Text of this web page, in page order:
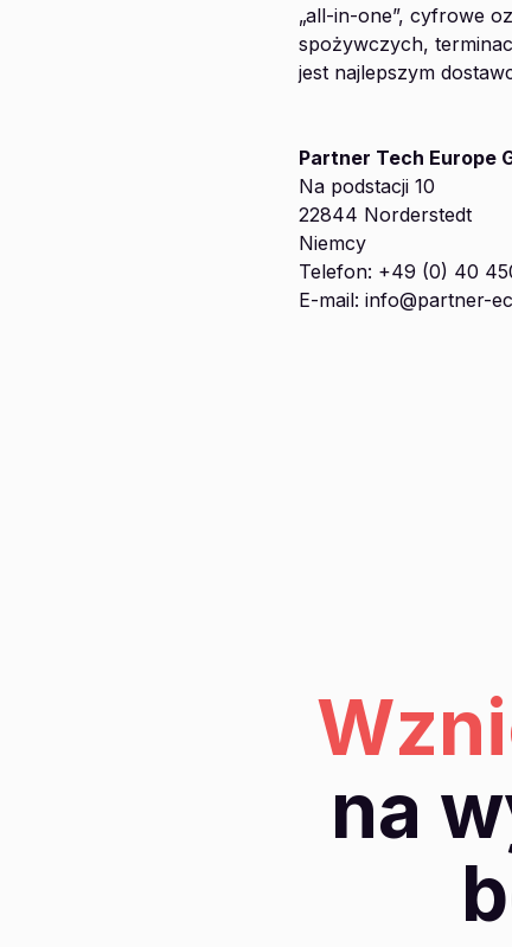
„all-in-one”, cyfrowe
spożywczych,
jest najlepszym
Partner Tech Europe
Na podstacji 10
22844 Norderstedt
Niemcy
Telefon: +49 (0) 40
E-mail: info@partner-
na